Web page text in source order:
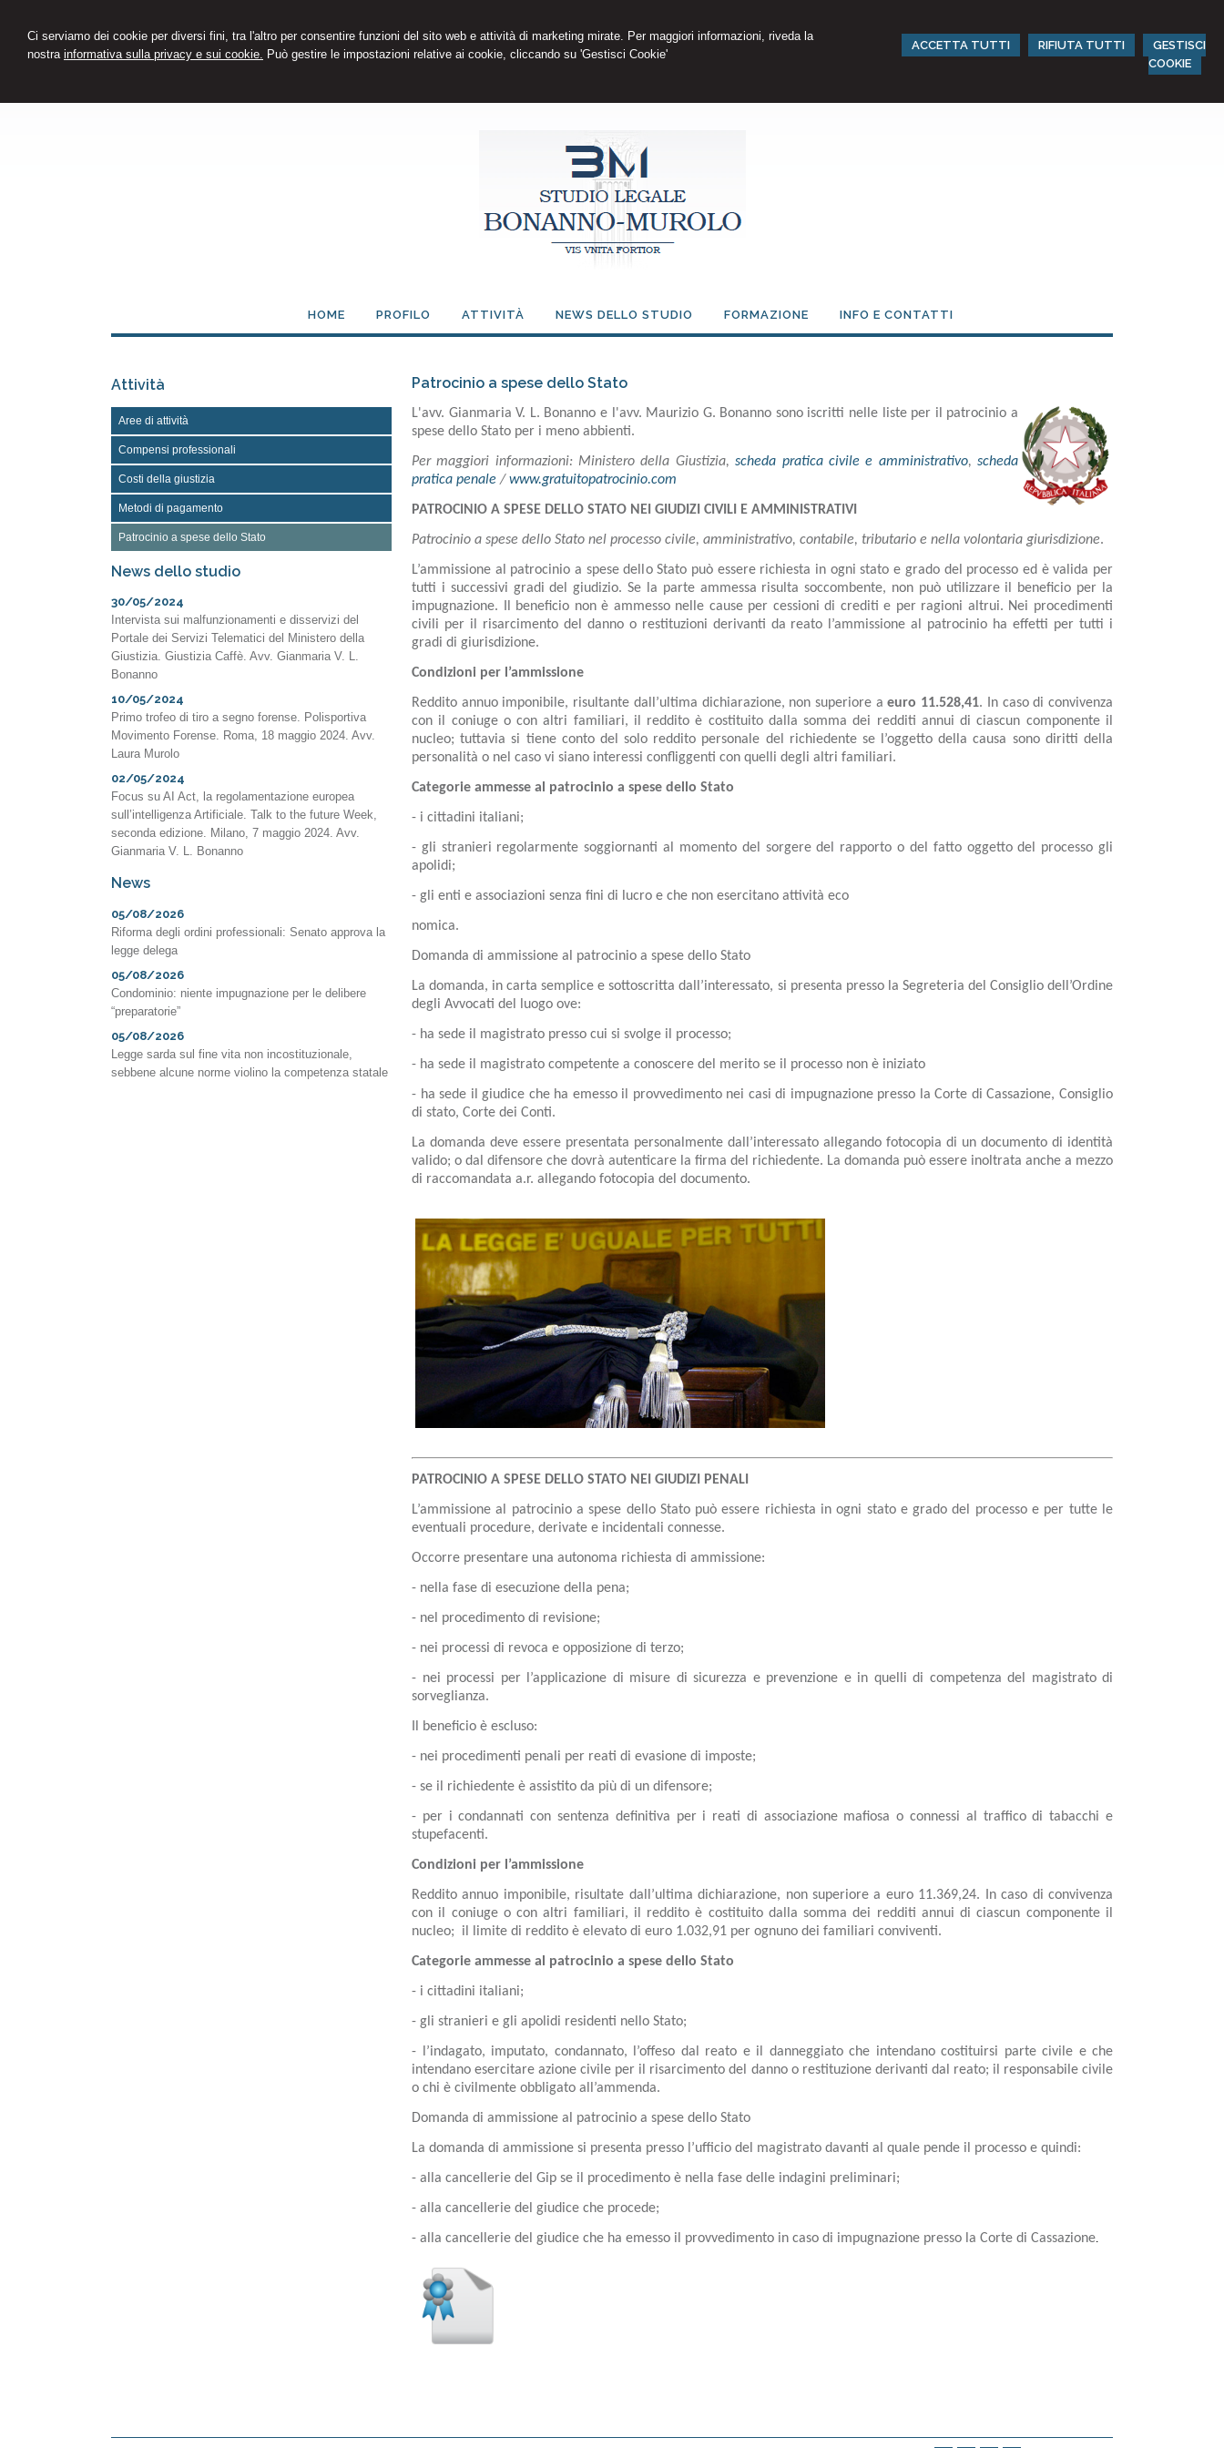
Ci serviamo dei cookie per diversi fini, tra l'altro per consentire funzioni del sito web e attività di marketing mirate. Per maggiori informazioni, riveda la
nostra informativa sulla privacy e sui cookie. Può gestire le impostazioni relative ai cookie, cliccando su 'Gestisci Cookie'
ACCETTA TUTTI RIFIUTA TUTTI
GESTISCI
COOKIE
HOME PROFILO ATTIVITÀ NEWS DELLO STUDIO FORMAZIONE INFO E CONTATTI
Patrocinio a spese dello Stato
L'avv. Gianmaria V. L. Bonanno e l'avv. Maurizio G. Bonanno sono iscritti nelle liste per il patrocinio a
spese dello Stato per i meno abbienti.
Per maggiori informazioni: Ministero della Giustizia,scheda pratica civile e amministrativo,scheda
pratica penale /www.gratuitopatrocinio.com
PATROCINIO A SPESE DELLO STATO NEI GIUDIZI CIVILI E AMMINISTRATIVI
Patrocinio a spese dello Stato nel processo civile, amministrativo, contabile, tributario e nella volontaria giurisdizione.
L’ammissione al patrocinio a spese dello Stato può essere richiesta in ogni stato e grado del processo ed è valida per
tutti i successivi gradi del giudizio. Se la parte ammessa risulta soccombente, non può utilizzare il beneficio per la
impugnazione. Il beneficio non è ammesso nelle cause per cessioni di crediti e per ragioni altrui. Nei procedimenti
civili per il risarcimento del danno o restituzioni derivanti da reato l’ammissione al patrocinio ha effetti per tutti i
gradi di giurisdizione.
Condizioni per l’ammissione
Reddito annuo imponibile, risultante dall’ultima dichiarazione, non superiore aeuro 11.528,41. In caso di convivenza
con il coniuge o con altri familiari, il reddito è costituito dalla somma dei redditi annui di ciascun componente il
nucleo; tuttavia si tiene conto del solo reddito personale del richiedente se l’oggetto della causa sono diritti della
personalità o nel caso vi siano interessi confliggenti con quelli degli altri familiari.
Categorie ammesse al patrocinio a spese dello Stato
- i cittadini italiani;
- gli stranieri regolarmente soggiornanti al momento del sorgere del rapporto o del fatto oggetto del processo gli
apolidi;
- gli enti e associazioni senza fini di lucro e che non esercitano attività eco
nomica.
Domanda di ammissione al patrocinio a spese dello Stato
La domanda, in carta semplice e sottoscritta dall’interessato, si presenta presso la Segreteria del Consiglio dell’Ordine
degli Avvocati del luogo ove:
- ha sede il magistrato presso cui si svolge il processo;
- ha sede il magistrato competente a conoscere del merito se il processo non è iniziato
- ha sede il giudice che ha emesso il provvedimento nei casi di impugnazione presso la Corte di Cassazione, Consiglio
di stato, Corte dei Conti.
La domanda deve essere presentata personalmente dall’interessato allegando fotocopia di un documento di identità
valido; o dal difensore che dovrà autenticare la firma del richiedente. La domanda può essere inoltrata anche a mezzo
di raccomandata a.r. allegando fotocopia del documento.
PATROCINIO A SPESE DELLO STATO NEI GIUDIZI PENALI
L’ammissione al patrocinio a spese dello Stato può essere richiesta in ogni stato e grado del processo e per tutte le
eventuali procedure, derivate e incidentali connesse.
Occorre presentare una autonoma richiesta di ammissione:
- nella fase di esecuzione della pena;
- nel procedimento di revisione;
- nei processi di revoca e opposizione di terzo;
- nei processi per l’applicazione di misure di sicurezza e prevenzione e in quelli di competenza del magistrato di
sorveglianza.
Il beneficio è escluso:
- nei procedimenti penali per reati di evasione di imposte;
- se il richiedente è assistito da più di un difensore;
- per i condannati con sentenza definitiva per i reati di associazione mafiosa o connessi al traffico di tabacchi e
stupefacenti.
Condizioni per l’ammissione
Reddito annuo imponibile, risultate dall’ultima dichiarazione, non superiore a euro 11.369,24. In caso di convivenza
con il coniuge o con altri familiari, il reddito è costituito dalla somma dei redditi annui di ciascun componente il
nucleo; il limite di reddito è elevato di euro 1.032,91 per ognuno dei familiari conviventi.
Categorie ammesse al patrocinio a spese dello Stato
- i cittadini italiani;
- gli stranieri e gli apolidi residenti nello Stato;
- l’indagato, imputato, condannato, l’offeso dal reato e il danneggiato che intendano costituirsi parte civile e che
intendano esercitare azione civile per il risarcimento del danno o restituzione derivanti dal reato; il responsabile civile
o chi è civilmente obbligato all’ammenda.
Domanda di ammissione al patrocinio a spese dello Stato
La domanda di ammissione si presenta presso l’ufficio del magistrato davanti al quale pende il processo e quindi:
- alla cancellerie del Gip se il procedimento è nella fase delle indagini preliminari;
- alla cancellerie del giudice che procede;
- alla cancellerie del giudice che ha emesso il provvedimento in caso di impugnazione presso la Corte di Cassazione.
Attività
Aree di attività
Compensi professionali
Costi della giustizia
Metodi di pagamento
Patrocinio a spese dello Stato
News dello studio
30/05/2024
Intervista sui malfunzionamenti e disservizi del
Portale dei Servizi Telematici del Ministero della
Giustizia. Giustizia Caffè. Avv. Gianmaria V. L.
Bonanno
10/05/2024
Primo trofeo di tiro a segno forense. Polisportiva
Movimento Forense. Roma, 18 maggio 2024. Avv.
Laura Murolo
02/05/2024
Focus su AI Act, la regolamentazione europea
sull’intelligenza Artificiale. Talk to the future Week,
seconda edizione. Milano, 7 maggio 2024. Avv.
Gianmaria V. L. Bonanno
News
05/08/2026
Riforma degli ordini professionali: Senato approva la
legge delega
05/08/2026
Condominio: niente impugnazione per le delibere
“preparatorie”
05/08/2026
Legge sarda sul fine vita non incostituzionale,
sebbene alcune norme violino la competenza statale